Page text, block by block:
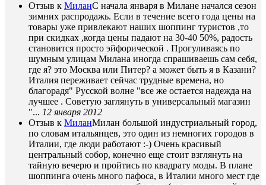
Отзыв к МиланС начала января в Милане начался сезон
зимних распродажь. Если в течение всего года цены на
товары уже привлекают наших шоппинг туристов ,то
при скидках ,когда цены падают на 30-40 50%, радость
становится просто эйфорической . Прогуливаясь по
шумным улицам Милана иногда спрашиваешь сам себя,
где я? это Москва или Питер? а может быть я в Казани?
Италия переживает сейчас трудные времена, но
благорадя" Русской волне "все же остается надежда на
лучшее . Советую заглянуть в универсальный магазин
"... 12 января 2012
Отзыв к МиланМилан большой индустриальный город,
по словам итальянцев, это один из немногих городов в
Италии, где люди работают :-) Очень красивый
центральный собор, конечно еще стоит взглянуть на
тайную вечерю и пройтись по квадрату моды. В плане
шоппинга очень много пафоса, в Италии много мест где